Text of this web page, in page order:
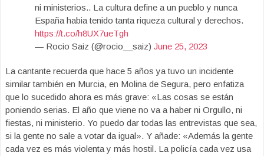
ni ministerios.. La cultura define a un pueblo y nunca
España habia tenido tanta riqueza cultural y derechos.
https://t.co/h8UX7ueTgh
— Rocio Saiz (@rocio__saiz) June 25, 2023
La cantante recuerda que hace 5 años ya tuvo un incidente
similar también en Murcia, en Molina de Segura, pero enfatiza
que lo sucedido ahora es más grave: «Las cosas se están
poniendo serias. El año que viene no va a haber ni Orgullo, ni
fiestas, ni ministerio. Yo puedo dar todas las entrevistas que sea,
si la gente no sale a votar da igual». Y añade: «Además la gente
cada vez es más violenta y más hostil. La policía cada vez usa